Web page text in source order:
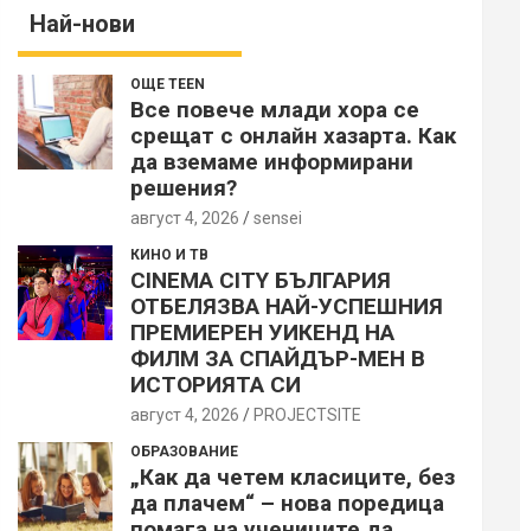
Най-нови
ОЩЕ TEEN
Все повече млади хора се
срещат с онлайн хазарта. Как
да вземаме информирани
решения?
август 4, 2026 sensei
КИНО И ТВ
CINEMA CITY БЪЛГАРИЯ
ОТБЕЛЯЗВА НАЙ-УСПЕШНИЯ
ПРЕМИЕРЕН УИКЕНД НА
ФИЛМ ЗА СПАЙДЪР-МЕН В
ИСТОРИЯТА СИ
август 4, 2026 PROJECTSITЕ
ОБРАЗОВАНИЕ
„Как да четем класиците, без
да плачем“ – нова поредица